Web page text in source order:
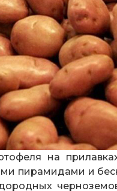
на
пирамидами и